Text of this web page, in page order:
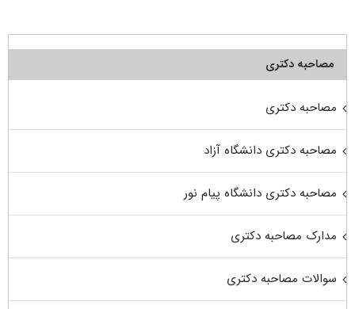
مصاحبه دکتری
مصاحبه دکتری
مصاحبه دکتری دانشگاه آزاد
مصاحبه دکتری دانشگاه پیام نور
مدارک مصاحبه دکتری
سوالات مصاحبه دکتری